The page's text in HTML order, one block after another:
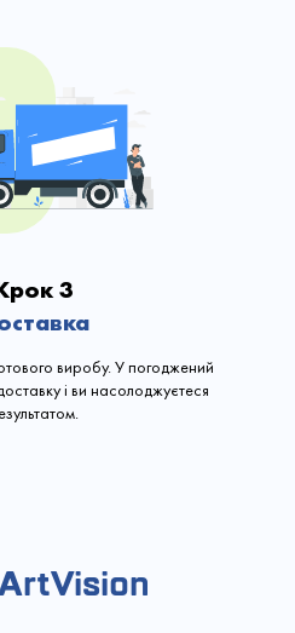
3
виробу. У погоджений
і ви насолоджуєтеся